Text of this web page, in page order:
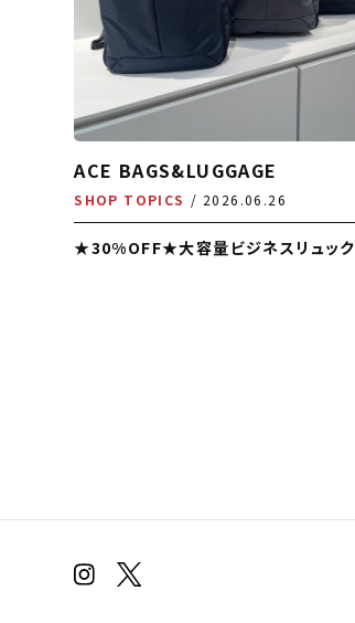
ACE BAGS&LUGGAGE
SHOP TOPICS 2026.06.26
★30%OFF★大容量ビジネスリュック